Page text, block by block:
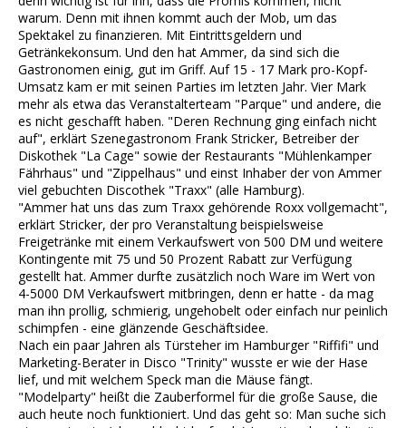
warum. Denn mit ihnen kommt auch der Mob, um das
Spektakel zu finanzieren. Mit Eintrittsgeldern und
Getränkekonsum. Und den hat Ammer, da sind sich die
Gastronomen einig, gut im Griff. Auf 15 - 17 Mark pro-Kopf-
Umsatz kam er mit seinen Parties im letzten Jahr. Vier Mark
mehr als etwa das Veranstalterteam "Parque" und andere, die
es nicht geschafft haben. "Deren Rechnung ging einfach nicht
auf", erklärt Szenegastronom Frank Stricker, Betreiber der
Diskothek "La Cage" sowie der Restaurants "Mühlenkamper
Fährhaus" und "Zippelhaus" und einst Inhaber der von Ammer
viel gebuchten Discothek "Traxx" (alle Hamburg).
"Ammer hat uns das zum Traxx gehörende Roxx vollgemacht",
erklärt Stricker, der pro Veranstaltung beispielsweise
Freigetränke mit einem Verkaufswert von 500 DM und weitere
Kontingente mit 75 und 50 Prozent Rabatt zur Verfügung
gestellt hat. Ammer durfte zusätzlich noch Ware im Wert von
4-5000 DM Verkaufswert mitbringen, denn er hatte - da mag
man ihn prollig, schmierig, ungehobelt oder einfach nur peinlich
schimpfen - eine glänzende Geschäftsidee.
Nach ein paar Jahren als Türsteher im Hamburger "Riffifi" und
Marketing-Berater in Disco "Trinity" wusste er wie der Hase
lief, und mit welchem Speck man die Mäuse fängt.
"Modelparty" heißt die Zauberformel für die große Sause, die
auch heute noch funktioniert. Und das geht so: Man suche sich